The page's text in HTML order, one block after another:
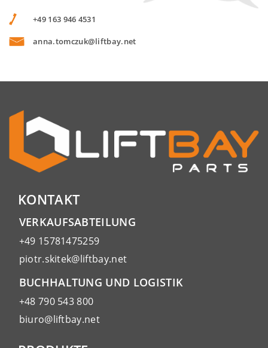
+49 163 946 4531
anna.tomczuk@liftbay.net
KONTAKT
VERKAUFSABTEILUNG
+49 15781475259
piotr.skitek@liftbay.net
BUCHHALTUNG UND LOGISTIK
+48 790 543 800
biuro@liftbay.net